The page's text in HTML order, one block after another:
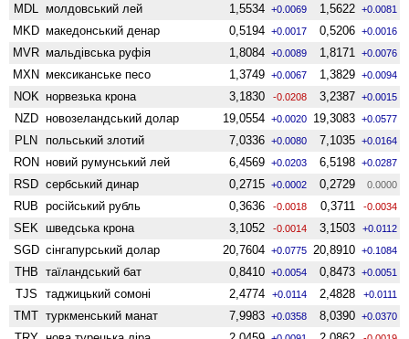
MDL молдовський лей 1,5534 +0.0069 1,5622 +0.0081
MKD македонський денар 0,5194 +0.0017 0,5206 +0.0016
MVR мальдівська руфія 1,8084 +0.0089 1,8171 +0.0076
MXN мексиканське песо 1,3749 +0.0067 1,3829 +0.0094
NOK норвезька крона 3,1830 -0.0208 3,2387 +0.0015
NZD ново­зеландський долар 19,0554 +0.0020 19,3083 +0.0577
PLN польський злотий 7,0336 +0.0080 7,1035 +0.0164
RON новий румунський лей 6,4569 +0.0203 6,5198 +0.0287
RSD сербський динар 0,2715 +0.0002 0,2729 0.0000
RUB російський рубль 0,3636 -0.0018 0,3711 -0.0034
SEK шведська крона 3,1052 -0.0014 3,1503 +0.0112
SGD сінгапурський долар 20,7604 +0.0775 20,8910 +0.1084
THB таїландський бат 0,8410 +0.0054 0,8473 +0.0051
TJS таджицький сомоні 2,4774 +0.0114 2,4828 +0.0111
TMT туркменський манат 7,9983 +0.0358 8,0390 +0.0370